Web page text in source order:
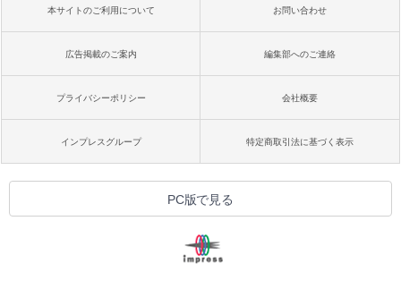
本サイトのご利用について お問い合わせ
広告掲載のご案内 編集部へのご連絡
プライバシーポリシー 会社概要
インプレスグループ 特定商取引法に基づく表示
PC版で見る